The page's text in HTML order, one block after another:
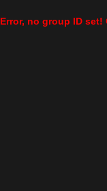
Error, no group ID